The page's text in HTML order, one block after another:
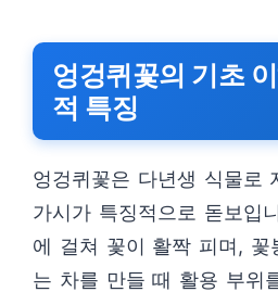
엉겅퀴꽃의 기초
적 특징
엉겅퀴꽃은 다년생 식물로
가시가 특징적으로 돋보입
에 걸쳐 꽃이 활짝 피며, 꽃
는 차를 만들 때 활용 부위